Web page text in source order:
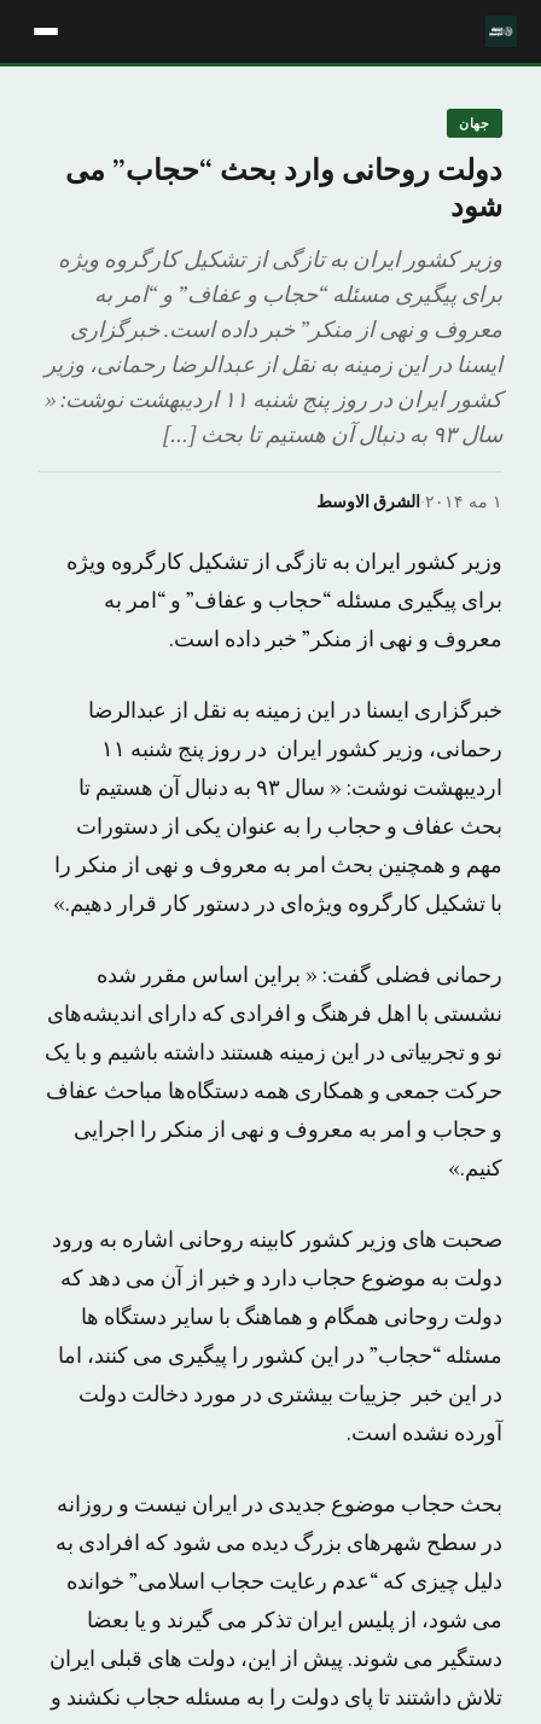
جهان
دولت روحانی وارد بحث “حجاب” می
شود
وزیر کشور ایران به تازگی از تشکیل کارگروه ویژه
برای پیگیری مسئله “حجاب و عفاف” و “امر به
معروف و نهی از منکر” خبر داده است. خبرگزاری
ایسنا در این زمینه به نقل از عبدالرضا رحمانی، وزیر
کشور ایران در روز پنج شنبه ۱۱ اردیبهشت نوشت: «
سال ۹۳ به دنبال آن هستیم تا بحث […]
الشرق الاوسط· ۱ مه ۲۰۱۴
وزیر کشور ایران به تازگی از تشکیل کارگروه ویژه
برای پیگیری مسئله “حجاب و عفاف” و “امر به
معروف و نهی از منکر” خبر داده است.
خبرگزاری ایسنا در این زمینه به نقل از عبدالرضا
رحمانی، وزیر کشور ایران در روز پنج شنبه ۱۱
اردیبهشت نوشت: « سال ۹۳ به دنبال آن هستیم تا
بحث عفاف و حجاب را به عنوان یکی از دستورات
مهم و همچنین بحث امر به معروف و نهی از منکر را
با تشکیل کارگروه ویژه‌ای در دستور کار قرار دهیم.»
رحمانی فضلی گفت: « براین اساس مقرر شده
نشستی با اهل فرهنگ و افرادی که دارای اندیشه‌های
نو و تجربیاتی در این زمینه هستند داشته باشیم و با یک
حرکت جمعی و همکاری همه دستگاه‌ها مباحث عفاف
و حجاب و امر به معروف و نهی از منکر را اجرایی
کنیم.»
صحبت های وزیر کشور کابینه روحانی اشاره به ورود
دولت به موضوع حجاب دارد و خبر از آن می دهد که
دولت روحانی همگام و هماهنگ با سایر دستگاه ها
مسئله “حجاب” در این کشور را پیگیری می کنند، اما
در این خبر جزییات بیشتری در مورد دخالت دولت
آورده نشده است.
بحث حجاب موضوع جدیدی در ایران نیست و روزانه
در سطح شهرهای بزرگ دیده می شود که افرادی به
دلیل چیزی که “عدم رعایت حجاب اسلامی” خوانده
می شود، از پلیس ایران تذکر می گیرند و یا بعضا
دستگیر می شوند. پیش از این، دولت های قبلی ایران
تلاش داشتند تا پای دولت را به مسئله حجاب نکشند و